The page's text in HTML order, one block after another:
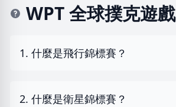
WPT 全球撲克遊戲
1. 什麼是飛行錦標賽？
2. 什麼是衛星錦標賽？